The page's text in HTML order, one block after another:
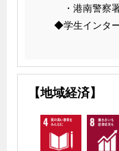
・港南警察
◆学生インタ
【地域経済】